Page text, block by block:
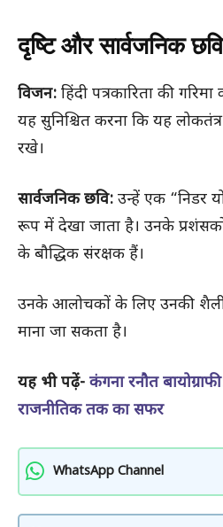
दृष्टि और सार्वजनिक छवि
विजन: हिंदी पत्रकारिता की
यह सुनिश्चित करना कि यह
रखे।
सार्वजनिक छवि: उन्हें एक “निडर
रूप में देखा जाता है। उनके
के बौद्धिक संरक्षक हैं।
उनके आलोचकों के लिए उनकी
माना जा सकता है।
यह भी पढ़ें- कंगना रनौत
राजनीतिक तक का सफर
WhatsApp Channel